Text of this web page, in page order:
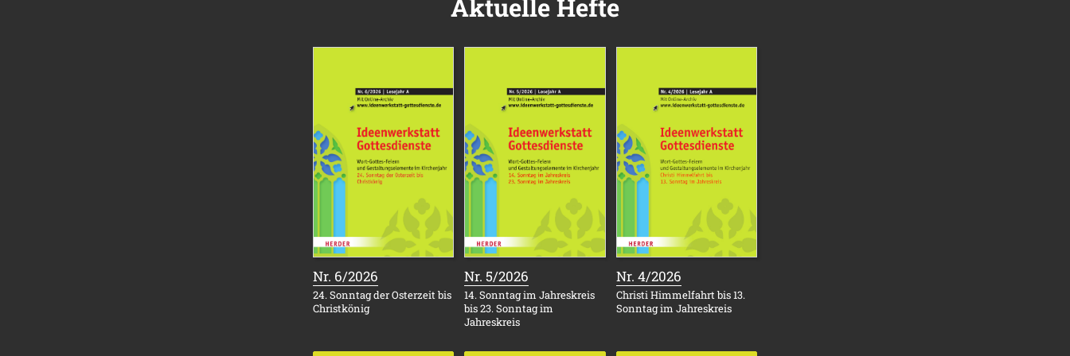
Aktuelle Hefte
Nr. 6/2026
24. Sonntag der Osterzeit bis
Christkönig
Nr. 5/2026
14. Sonntag im Jahreskreis
bis 23. Sonntag im
Jahreskreis
Nr. 4/2026
Christi Himmelfahrt bis 13.
Sonntag im Jahreskreis